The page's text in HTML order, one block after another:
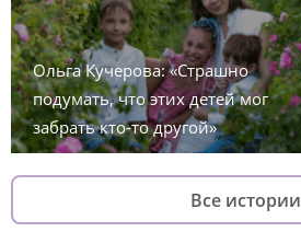
Ольга Кучерова: «Страшно
подумать, что этих детей мог
забрать кто-то другой»
Все истории